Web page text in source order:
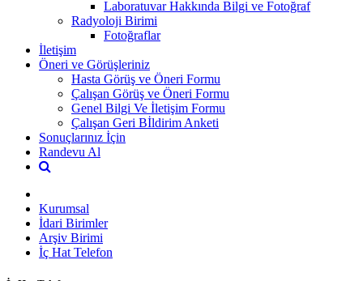
Laboratuvar Hakkında Bilgi ve Fotoğraf
Radyoloji Birimi
Fotoğraflar
İletişim
Öneri ve Görüşleriniz
Hasta Görüş ve Öneri Formu
Çalışan Görüş ve Öneri Formu
Genel Bilgi Ve İletişim Formu
Çalışan Geri Bİldirim Anketi
Sonuçlarınız İçin
Randevu Al
Kurumsal
İdari Birimler
Arşiv Birimi
İç Hat Telefon